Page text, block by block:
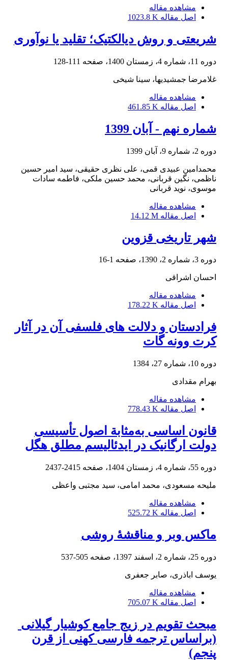
مشاهده مقاله
اصل مقاله 1023.8 K
شریعتی و روش دیالکتیک؛ تقلید یا نوآوری
دوره 11، شماره 4، زمستان 1400، صفحه 111-128
غلامرضا جمشیدیها، سینا شیخی
مشاهده مقاله
اصل مقاله 461.85 K
شماره نهم - آبان 1399
دوره 2، شماره 9، آبان 1399
محمدامین عبیدی قمی، علی نظری حقیقی، سید امیر حسین
ناظمی، نگین قربانی، محمد حسین ملکی، فاطمه سادات
موسوی، نوید قربانی
مشاهده مقاله
اصل مقاله 14.12 M
شهر تاریخی قزوین
دوره 3، شماره 2، 1390، صفحه 1-16
احسان اشراقی
مشاهده مقاله
اصل مقاله 178.22 K
فرادستان و دلالت های فلسفی آن در آثار
کرت وونه گات
دوره 10، شماره 27، 1384
بهرام مقدادی
مشاهده مقاله
اصل مقاله 778.43 K
قانون اساسی به‌مثابة اصول تأسیسی
دولت ارگانیک در ایدئالیسم مطلق هگل
دوره 55، شماره 4، زمستان 1404، صفحه 2415-2437
ملیحه مسعودی، محمد امامی، سید مجتبی واعظی
مشاهده مقاله
اصل مقاله 525.72 K
ماکس وبر و مناقشۀ روشی
دوره 25، شماره 2، اسفند 1397، صفحه 505-537
یوسف اباذری، صابر جعفری
مشاهده مقاله
اصل مقاله 705.07 K
مبحث‌ تقویم‌ در زیج‌ جامع‌ کوشیار گیلانی ‌
(براساس‌ ترجمه فارسی‌ کهنی‌ از قرن‌
پنجم‌)